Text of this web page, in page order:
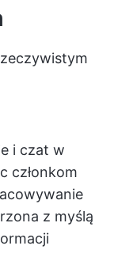
i czat w
członkom
z myślą